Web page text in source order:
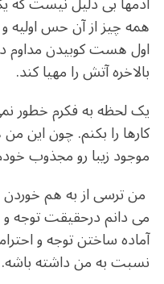
همه چیز از آن حس اولیه
اول هست کوبیدن مداوم
بالاخره آتش را مهیا کند.
یک لحظه به فکرم خطور
کارها را بکنم. چون این
موجود زیبا رو مجذوب
من ترسی از به هم خوردن
می دانم درحقیقت توجه و
آماده ساختن توجه و
نسبت به من داشته باشه.